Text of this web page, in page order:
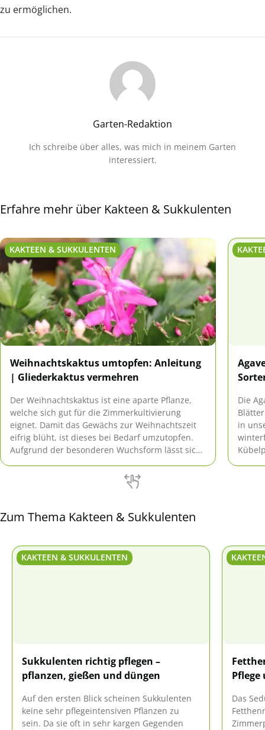
zu ermöglichen.
Garten-Redaktion
Ich schreibe über alles, was mich in meinem Garten
interessiert.
Erfahre mehr über Kakteen & Sukkulenten
KAKTEEN & SUKKULENTEN
Weihnachtskaktus umtopfen: Anleitung
| Gliederkaktus vermehren
Der Weihnachtskaktus ist eine aparte Pflanze,
welche sich gut für die Zimmerkultivierung
eignet. Damit das Gewächs zur Weihnachtszeit
eifrig blüht, ist dieses bei Bedarf umzutopfen.
Aufgrund der besonderen Wuchsform lässt sich
Die
in
Zum Thema Kakteen & Sukkulenten
KAKTEEN & SUKKULENTEN
Sukkulenten richtig pflegen –
pflanzen, gießen und düngen
Auf den ersten Blick scheinen Sukkulenten
keine sehr pflegeintensiven Pflanzen zu
sein. Da sie oft in sehr kargen Gegenden
Das